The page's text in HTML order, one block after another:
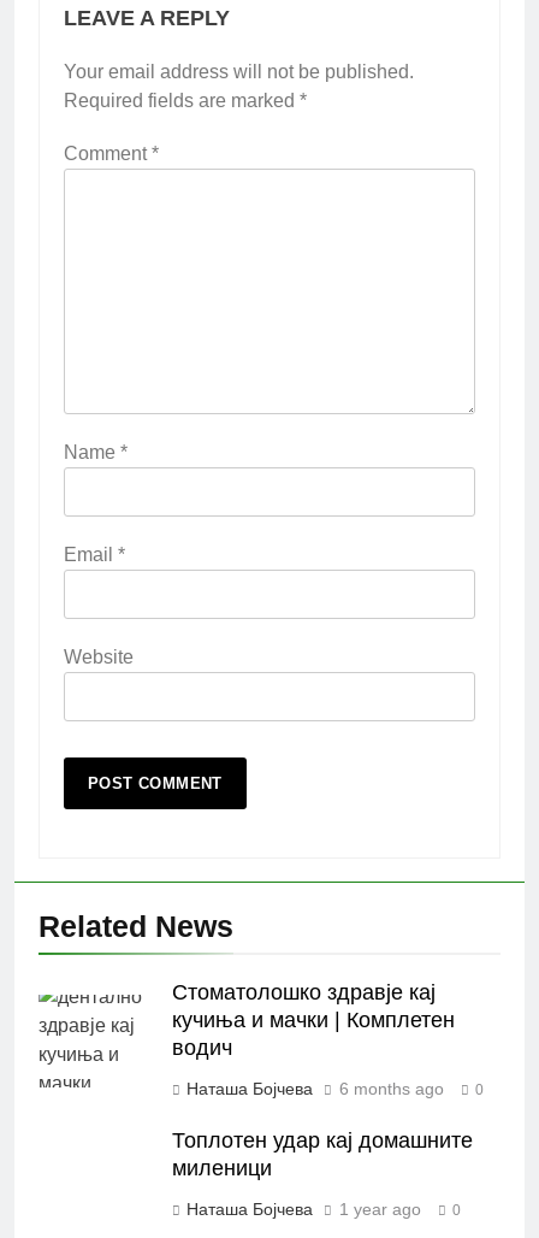
LEAVE A REPLY
Your email address will not be published.
Required fields are marked *
Comment*
Name *
Email *
Website
Related News
Стоматолошко здравје кај
кучиња и мачки | Комплетен
водич
Наташа Бојчева 6 months ago 0
Топлотен удар кај домашните
миленици
Наташа Бојчева 1 year ago 0